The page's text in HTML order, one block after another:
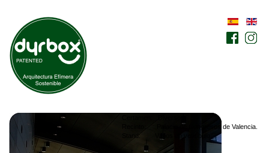
Recinto: Palacio de Congresos de Valencia.
Stand: Varios en vestíbulo.